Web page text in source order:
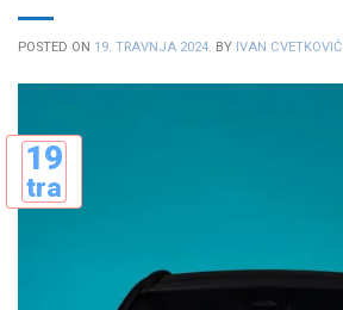
POSTED ON 19. TRAVNJA 2024. BY IVAN CVETKOVIĆ
19
tra